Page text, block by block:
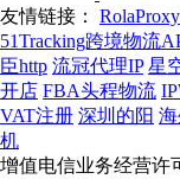
友情链接： RolaProxy
51Tracking跨境物流
臣http 流冠代理IP 星
开店 FBA头程物流
VAT注册 深圳的阳
机
增值电信业务经营许